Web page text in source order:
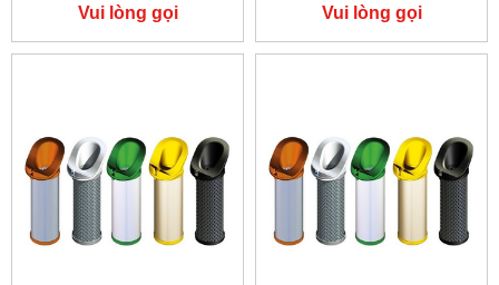
Vui lòng gọi Vui lòng gọi